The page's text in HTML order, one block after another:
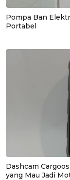
Pompa Ban
Portabel
Dashcam
yang Mau Jadi